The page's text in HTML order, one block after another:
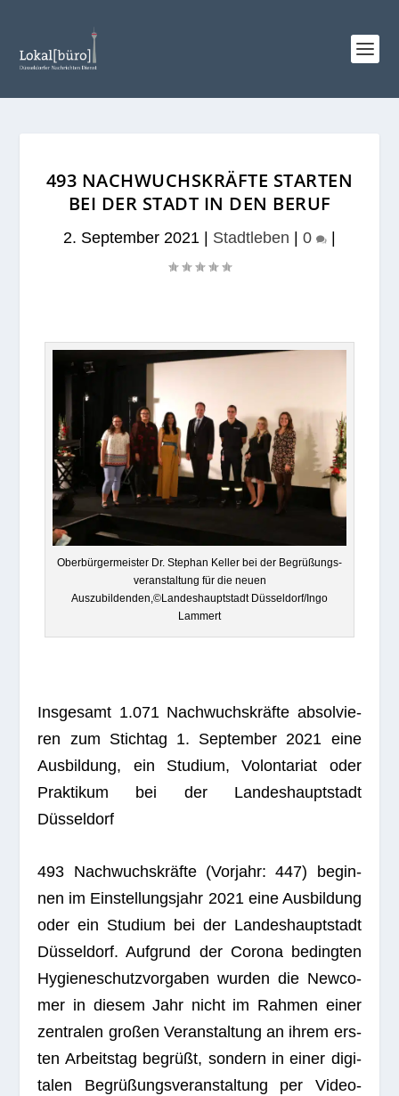
493 NACHWUCHSKRÄFTE STARTEN
BEI DER STADT IN DEN BERUF
2. September 2021 Stadtleben 0
Ober­bür­ger­meis­ter Dr. Ste­phan Kel­ler bei der Begrü­ßungs­
ver­an­stal­tung für die neuen
Auszubildenden,©Landeshauptstadt Düsseldorf/Ingo
Lammert
Ins­ge­samt 1.071 Nach­wuchs­kräfte absol­vie­
ren zum Stich­tag 1. Sep­tem­ber 2021 eine
Aus­bil­dung, ein Stu­dium, Volon­ta­riat oder
Prak­ti­kum bei der Lan­des­haupt­stadt
Düsseldorf
493 Nach­wuchs­kräfte (Vor­jahr: 447) begin­
nen im Ein­stel­lungs­jahr 2021 eine Aus­bil­dung
oder ein Stu­dium bei der Lan­des­haupt­stadt
Düs­sel­dorf. Auf­grund der Corona beding­ten
Hygie­ne­schutz­vor­ga­ben wur­den die New­co­
mer in die­sem Jahr nicht im Rah­men einer
zen­tra­len gro­ßen Ver­an­stal­tung an ihrem ers­
ten Arbeits­tag begrüßt, son­dern in einer digi­
ta­len Begrü­ßungs­ver­an­stal­tung per Video-